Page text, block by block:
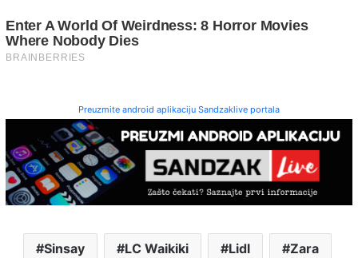
Preuzmite android aplikaciju Sandzaklive portala
Sinsay LC Waikiki Lidl Zara